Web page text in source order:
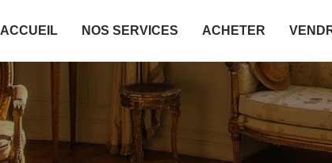
ACCUEIL NOS SERVICES ACHETER